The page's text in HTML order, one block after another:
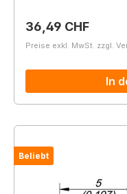
Regulärer Preis:
36,49 CHF
Preise exkl. MwSt. zzgl.
In
Beliebt